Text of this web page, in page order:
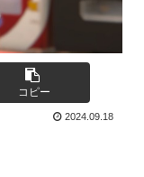
コピー
2024.09.18